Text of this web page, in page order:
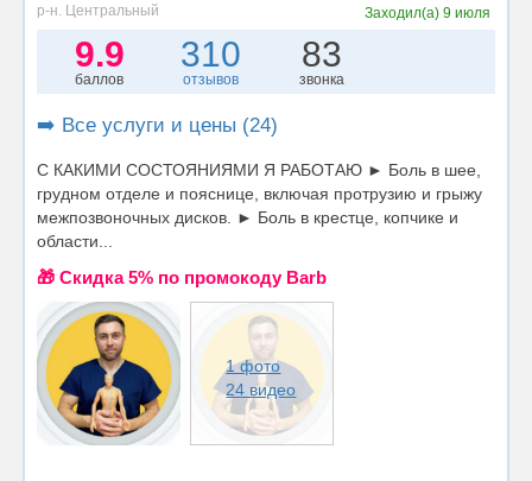
р-н. Центральный
Заходил(а)9 июля
9.9
баллов
310
отзывов
83
звонка
➡️ Все услуги и цены (24)
С КАКИМИ СОСТОЯНИЯМИ Я РАБОТАЮ ► Боль в шее,
грудном отделе и пояснице, включая протрузию и грыжу
межпозвоночных дисков. ► Боль в крестце, копчике и
области...
🎁 Cкидка 5% по промокоду Barb
1 фото
24 видео